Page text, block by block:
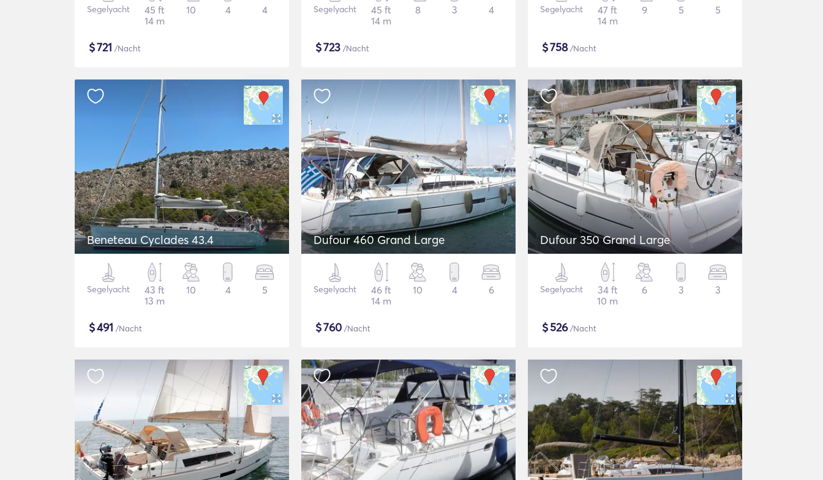
Segelyacht
45 ft
14 m
10 4 4
$721 /Nacht
Segelyacht
45 ft
14 m
8 3 4
$723 /Nacht
Segelyacht
47 ft
14 m
9 5 5
$758/Nacht
Beneteau Cyclades 43.4
Segelyacht
43 ft
13 m
10 4 5
$491 /Nacht
Dufour 460 Grand Large
Segelyacht
46 ft
14 m
10 4 6
$760 /Nacht
Dufour 350 Grand Large
Segelyacht
34 ft
10 m
6 3 3
$526/Nacht